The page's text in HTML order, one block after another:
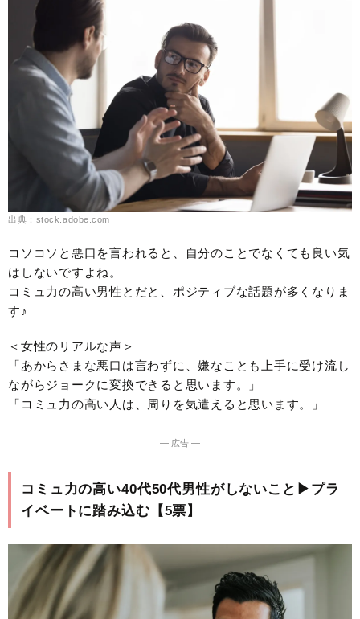
出典：stock.adobe.com
コソコソと悪口を言われると、自分のことでなくても良い気
はしないですよね。
コミュ力の高い男性とだと、ポジティブな話題が多くなりま
す♪
＜女性のリアルな声＞
「あからさまな悪口は言わずに、嫌なことも上手に受け流し
ながらジョークに変換できると思います。」
「コミュ力の高い人は、周りを気遣えると思います。」
― 広告 ―
コミュ力の高い40代50代男性がしないこと▶︎プラ
イベートに踏み込む【5票】